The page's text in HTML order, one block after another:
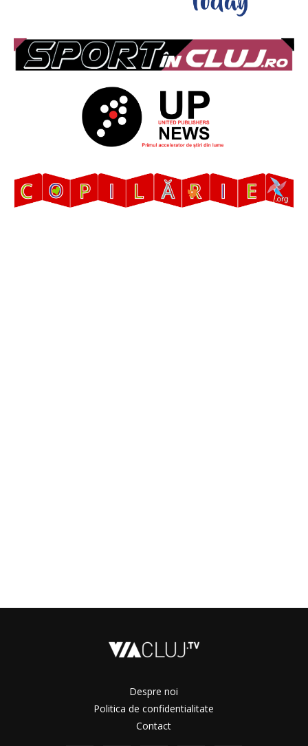
Despre noi
Politica de confidentialitate
Contact